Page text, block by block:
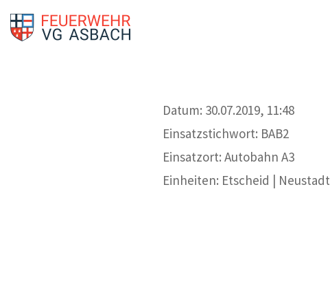
Datum: 30.07.2019, 11:48
Einsatzstichwort: BAB2
Einsatzort: Autobahn A3
Einheiten: Etscheid | Neustadt